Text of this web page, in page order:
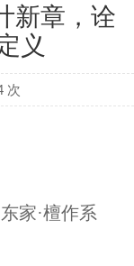
新章，诠
义
次
家·檀作系